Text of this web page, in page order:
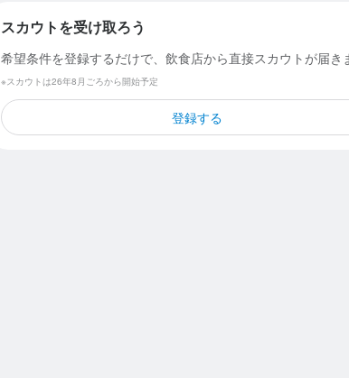
スカウトを受け取ろう
希望条件を登録するだけで、飲食店から直接スカウトが届き
※スカウトは26年8月ごろから開始予定
登録する